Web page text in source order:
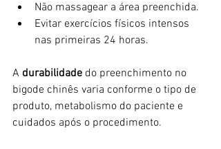
Não massagear a área preenchida.
Evitar exercícios físicos intensos
nas primeiras 24 horas.
A durabilidade do preenchimento no
bigode chinês varia conforme o tipo de
produto, metabolismo do paciente e
cuidados após o procedimento.